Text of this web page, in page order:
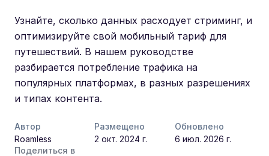
Узнайте, сколько данных расходует стриминг, и
оптимизируйте свой мобильный тариф для
путешествий. В нашем руководстве
разбирается потребление трафика на
популярных платформах, в разных разрешениях
и типах контента.
Автор
Roamless
Размещено
2 окт. 2024 г.
Обновлено
6 июл. 2026 г.
Поделиться в